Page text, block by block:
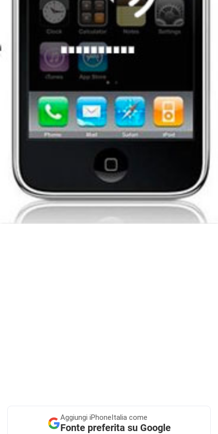
Aggiungi iPhoneItalia come
Fonte preferita su Google